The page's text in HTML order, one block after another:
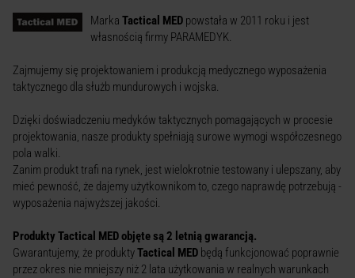
Marka Tactical MED powstała w 2011 roku i jest
własnością firmy PARAMEDYK.
Zajmujemy się projektowaniem i produkcją medycznego wyposażenia
taktycznego dla służb mundurowych i wojska.
Dzięki doświadczeniu medyków taktycznych pomagających w procesie
projektowania, nasze produkty spełniają surowe wymogi współczesnego
pola walki.
Zanim produkt trafi na rynek, jest wielokrotnie testowany i ulepszany, aby
mieć pewność, że dajemy użytkownikom to, czego naprawdę potrzebują -
wyposażenia najwyższej jakości.
Produkty Tactical MED objęte są 2 letnią gwarancją.
Gwarantujemy, że produktyTactical MED będą funkcjonować poprawnie
przez okres nie mniejszy niż 2 lata użytkowania w realnych warunkach